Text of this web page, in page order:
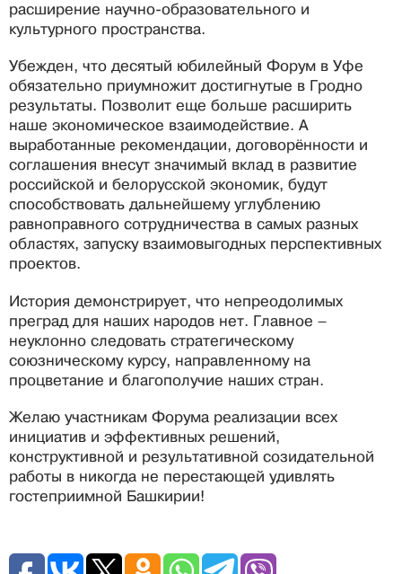
расширение научно-образовательного и
культурного пространства.
Убежден, что десятый юбилейный Форум в Уфе
обязательно приумножит достигнутые в Гродно
результаты. Позволит еще больше расширить
наше экономическое взаимодействие. А
выработанные рекомендации, договорённости и
соглашения внесут значимый вклад в развитие
российской и белорусской экономик, будут
способствовать дальнейшему углублению
равноправного сотрудничества в самых разных
областях, запуску взаимовыгодных перспективных
проектов.
История демонстрирует, что непреодолимых
преград для наших народов нет. Главное –
неуклонно следовать стратегическому
союзническому курсу, направленному на
процветание и благополучие наших стран.
Желаю участникам Форума реализации всех
инициатив и эффективных решений,
конструктивной и результативной созидательной
работы в никогда не перестающей удивлять
гостеприимной Башкирии!